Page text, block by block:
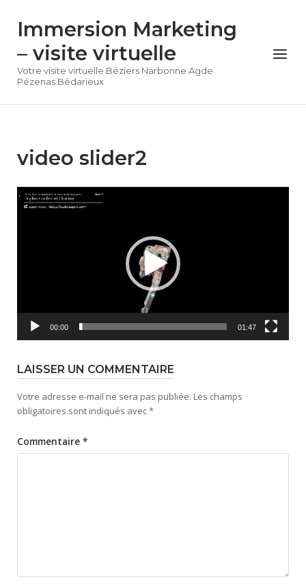
Immersion Marketing
– visite virtuelle
Votre visite virtuelle Béziers Narbonne Agde
Pézenas Bédarieux
Menu
video slider2
Lecteur
vidéo
00:00 01:47
LAISSER UN COMMENTAIRE
Votre adresse e-mail ne sera pas publiée. Les champs
obligatoires sont indiqués avec*
Commentaire *